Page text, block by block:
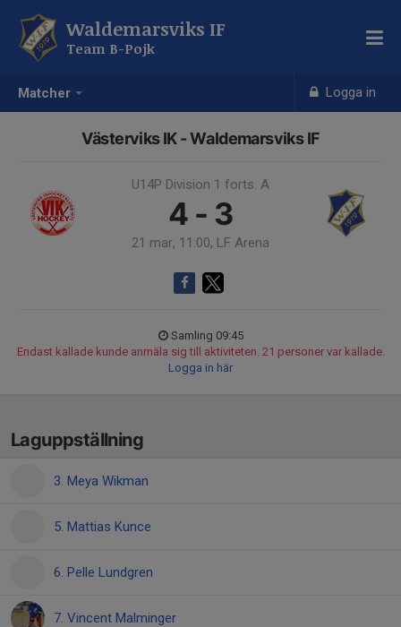
Matcher Logga in
Waldemarsviks IF
Team B-Pojk
Västerviks IK - Waldemarsviks IF
U14P Division 1 forts. A
4 - 3
21 mar, 11:00, LF Arena
Samling 09:45
Endast kallade kunde anmäla sig till aktiviteten. 21 personer var kallade.
Logga in här
Laguppställning
3. Meya Wikman
5. Mattias Kunce
6. Pelle Lundgren
7. Vincent Malminger